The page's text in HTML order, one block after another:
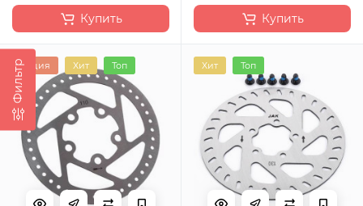
Фильтр
Купить Купить
Акция Хит Топ Хит Топ